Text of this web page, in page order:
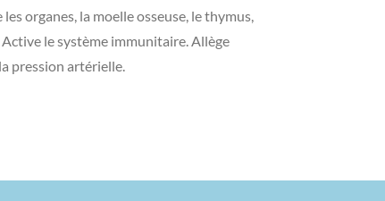
organes, la moelle osseuse, le thymus,
le système immunitaire. Allège
pression artérielle.